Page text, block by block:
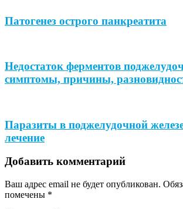
Патогенез острого панкреатита
Недостаток ферментов
симптомы, причины,
Паразиты в поджелудочной
лечение
Добавить комментарий
Ваш адрес email не будет опубликован.
помечены *